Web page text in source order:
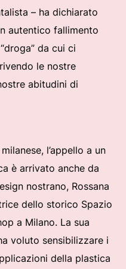
– ha dichiarato
autentico fallimento
da cui ci
le nostre
abitudini di
l’appello a un
è arrivato anche da
nostrano, Rossana
dello storico Spazio
a Milano. La sua
voluto sensibilizzare i
della plastica